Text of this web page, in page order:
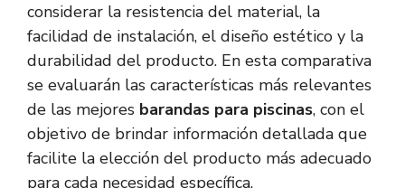
considerar la resistencia del material, la
facilidad de instalación, el diseño estético y la
durabilidad del producto. En esta comparativa
se evaluarán las características más relevantes
de las mejores barandas para piscinas, con el
objetivo de brindar información detallada que
facilite la elección del producto más adecuado
para cada necesidad específica.